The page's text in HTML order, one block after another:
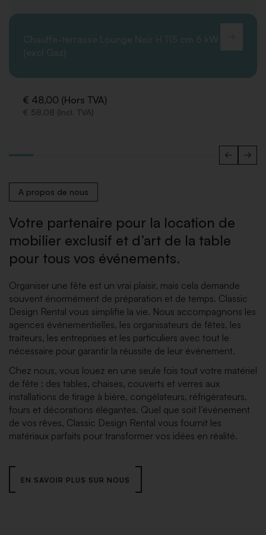
Chauffe-terrasse Lounge Noir H 115 cm 6 kW
(excl Gaz)
€ 48,00 (Hors TVA)
€ 58,08 (Incl. TVA)
A propos de nous
Votre partenaire pour la location de
mobilier exclusif et d’art de la table
pour tous vos événements.
Organiser une fête est un vrai plaisir, mais cela demande
souvent énormément de préparation et de temps. Classic
Design Rental vous simplifie la vie. Nous accompagnons les
agences événementielles, les organisateurs de fêtes, les
traiteurs, les entreprises et les particuliers avec tout le
nécessaire pour garantir la réussite de leur événement.
Chez nous, vous louez en une seule fois tout votre matériel
de fête : des tables, chaises, couverts et verres aux
installations de tirage à bière, congélateurs, réfrigérateurs,
fours et décorations élégantes. Quel que soit l’événement
de vos rêves, Classic Design Rental vous fournit les
matériaux parfaits pour transformer vos idées en réalité.
EN SAVOIR PLUS SUR NOUS